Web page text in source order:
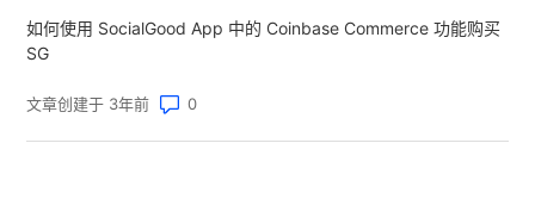
如何使用 SocialGood App 中的 Coinbase Commerce 功能购买
SG
文章创建于 3年前 评论数：0